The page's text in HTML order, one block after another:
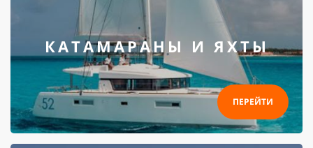
КАТАМАРАНЫ И ЯХТЫ
ПЕРЕЙТИ